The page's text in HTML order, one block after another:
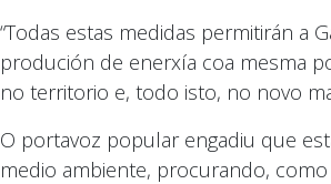
“Todas estas medidas permitirán a
produción de enerxía coa mesma
no territorio e, todo isto, no novo
O portavoz popular engadiu que
medio ambiente, procurando,